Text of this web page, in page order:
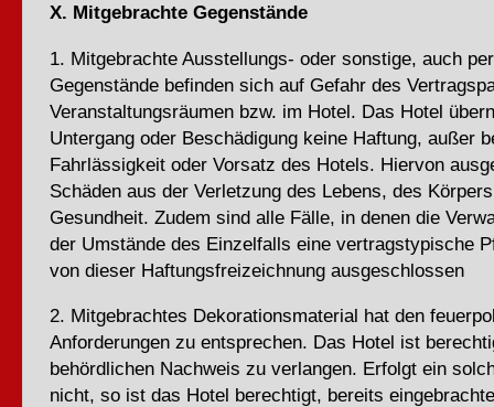
X. Mitgebrachte Gegenstände
1. Mitgebrachte Ausstellungs- oder sonstige, auch
Gegenstände befinden sich auf Gefahr des
Veranstaltungsräumen bzw. im Hotel. Das Hotel
Untergang oder Beschädigung keine Haftung, außer
Fahrlässigkeit oder Vorsatz des Hotels. Hiervon
Schäden aus der Verletzung des Lebens, des
Gesundheit. Zudem sind alle Fälle, in denen die
der Umstände des Einzelfalls eine vertragstypische
von dieser Haftungsfreizeichnung ausgeschlossen
2. Mitgebrachtes Dekorationsmaterial hat den
Anforderungen zu entsprechen. Das Hotel ist
behördlichen Nachweis zu verlangen. Erfolgt ein
nicht, so ist das Hotel berechtigt, bereits